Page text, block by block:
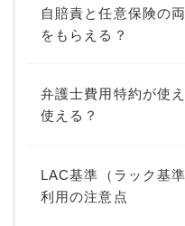
自賠責と任意保険の
をもらえる？
弁護士費用特約が使
使える？
LAC基準（ラック基
利用の注意点